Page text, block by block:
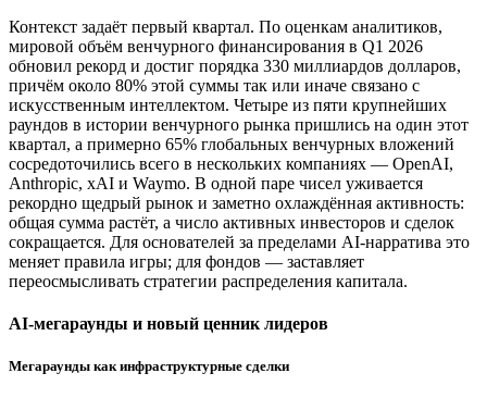
Контекст задаёт первый квартал. По оценкам аналитиков,
мировой объём венчурного финансирования в Q1 2026
обновил рекорд и достиг порядка 330 миллиардов долларов,
причём около 80% этой суммы так или иначе связано с
искусственным интеллектом. Четыре из пяти крупнейших
раундов в истории венчурного рынка пришлись на один этот
квартал, а примерно 65% глобальных венчурных вложений
сосредоточились всего в нескольких компаниях — OpenAI,
Anthropic, xAI и Waymo. В одной паре чисел уживается
рекордно щедрый рынок и заметно охлаждённая активность:
общая сумма растёт, а число активных инвесторов и сделок
сокращается. Для основателей за пределами AI-нарратива это
меняет правила игры; для фондов — заставляет
переосмысливать стратегии распределения капитала.
AI-мегараунды и новый ценник лидеров
Мегараунды как инфраструктурные сделки